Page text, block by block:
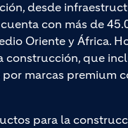
desde
con más de
Oriente y África.
construcción, que
marcas premium
para la